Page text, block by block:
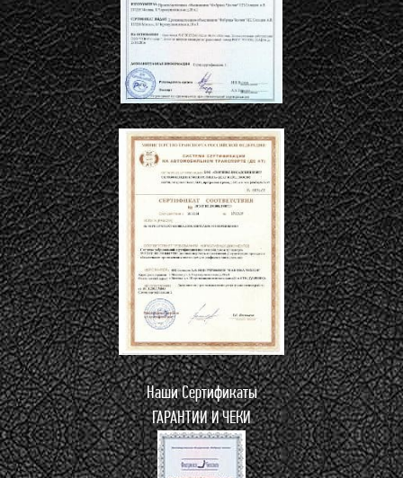
Наши Сертификаты
ГАРАНТИИ И ЧЕКИ